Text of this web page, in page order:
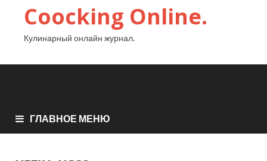
Coocking Online.
Кулинарный онлайн журнал.
ГЛАВНОЕ МЕНЮ